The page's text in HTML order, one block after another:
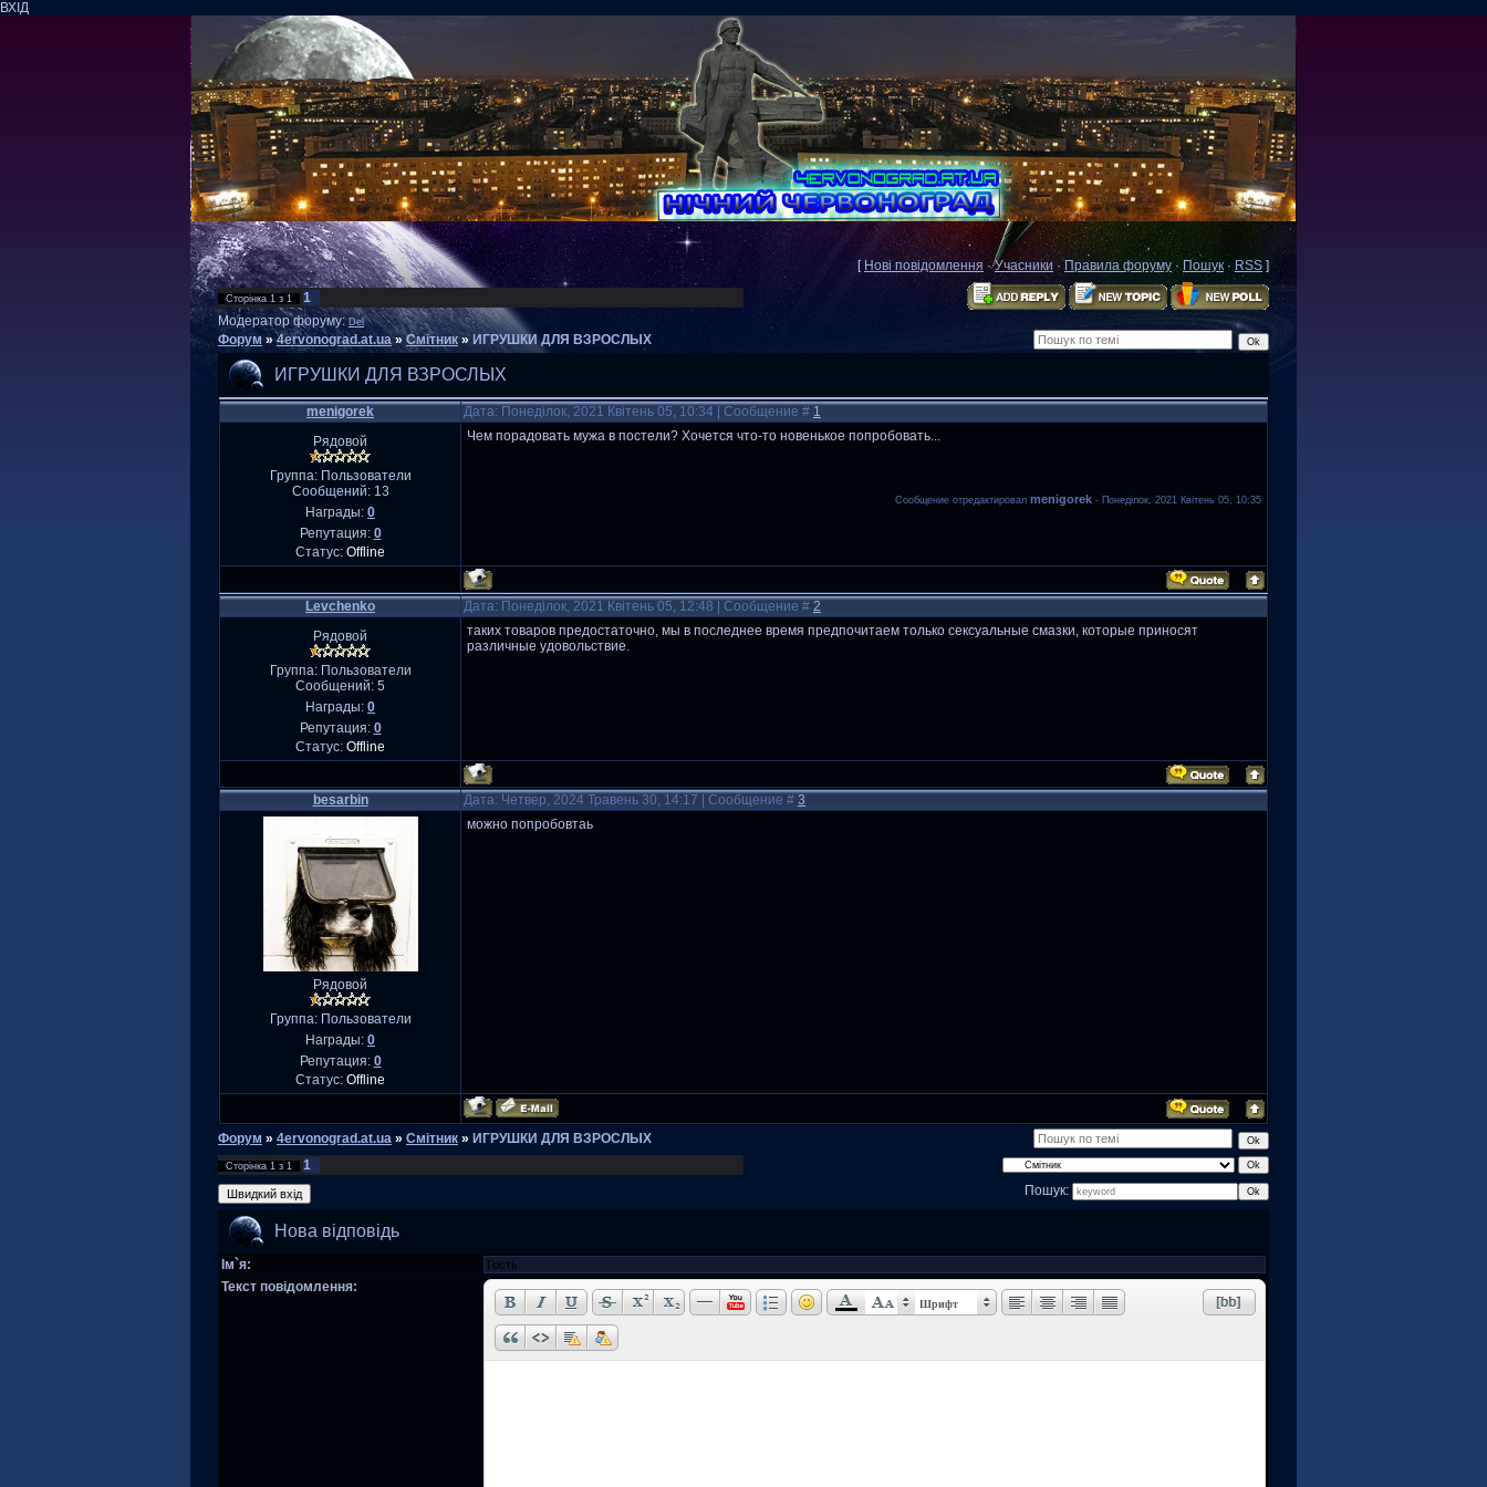
ВХІД
[ Нові повідомлення ·Учасники·Правила форуму · Пошук· RSS ]
Сторінка 1 з 1
1
Модератор форуму: Del
Форум » 4ervonograd.at.ua » Смітник » ИГРУШКИ ДЛЯ ВЗРОСЛЫХ
ИГРУШКИ ДЛЯ ВЗРОСЛЫХ
menigorek Дата: Понеділок, 2021 Квітень 05, 10:34 | Сообщение # 1
Рядовой
Группа: Пользователи
Сообщений: 13
Награды: 0
Репутация: 0
Статус: Offline
Чем порадовать мужа в постели? Хочется что-то новенькое попробовать...
Сообщение отредактировал menigorek - Понеділок, 2021 Квітень 05, 10:35
Levchenko Дата: Понеділок, 2021 Квітень 05, 12:48 | Сообщение # 2
Рядовой
Группа: Пользователи
Сообщений: 5
Награды: 0
Репутация: 0
Статус: Offline
таких товаров предостаточно, мы в последнее время предпочитаем только сексуальные смазки, которые приносят
различные удовольствие.
besarbin Дата: Четвер, 2024 Травень 30, 14:17 | Сообщение # 3
Рядовой
Группа: Пользователи
Награды: 0
Репутация: 0
Статус: Offline
можно попробовтаь
Форум » 4ervonograd.at.ua » Смітник » ИГРУШКИ ДЛЯ ВЗРОСЛЫХ
Сторінка 1 з 1
1
Пошук:
Нова відповідь
Ім`я:
Текст повідомлення:
Шрифт